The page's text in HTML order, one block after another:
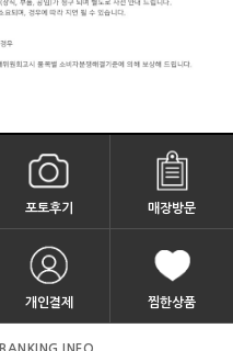
포토후기 매장방문
개인결제 찜한상품